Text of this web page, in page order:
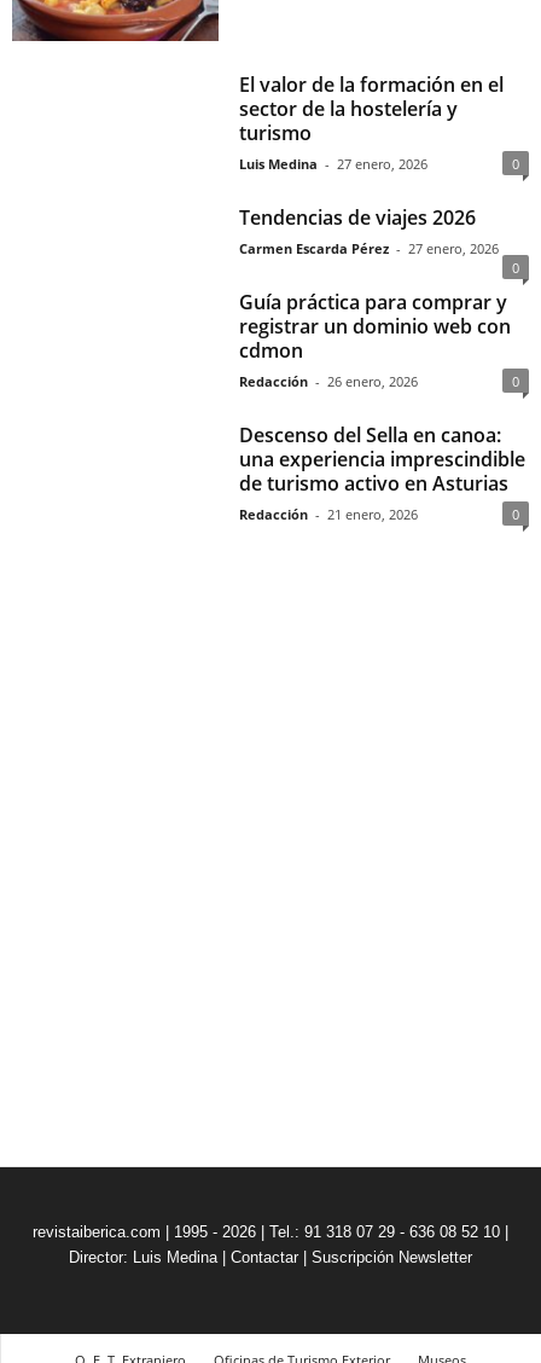
El valor de la formación en el
sector de la hostelería y
turismo
Luis Medina - 27 enero, 2026 0
Tendencias de viajes 2026
Carmen Escarda Pérez - 27 enero, 2026
0
Guía práctica para comprar y
registrar un dominio web con
cdmon
Redacción - 26 enero, 2026 0
Descenso del Sella en canoa:
una experiencia imprescindible
de turismo activo en Asturias
Redacción - 21 enero, 2026 0
revistaiberica.com | 1995 - 2026 | Tel.: 91 318 07 29 - 636 08 52 10 |
Director: Luis Medina| Contactar Suscripción Newsletter